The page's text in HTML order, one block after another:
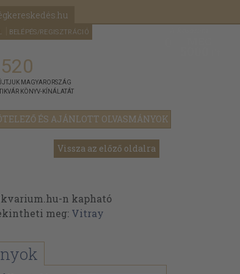
BELÉPÉS/REGISZTRÁCIÓ
ÉS AJÁNLOTT OLVASMÁNYOK
MAGYARORSZÁG
KÖNYV-KÍNÁLATÁT
Vissza az előző oldalra
n kapható
meg: Vitray